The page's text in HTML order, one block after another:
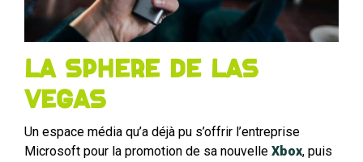
La Sphere de Las
Vegas
Un espace média qu’a déjà pu s’offrir l’entreprise
Microsoft pour la promotion de sa nouvelle Xbox, puis